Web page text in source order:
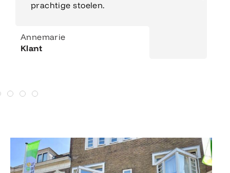
prachtige stoelen.
Annemarie
Klant